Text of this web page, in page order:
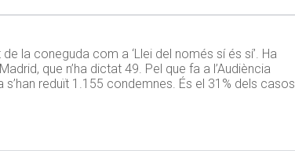
la coneguda com a ‘Llei del només sí és sí’. Ha
que n’ha dictat 49. Pel que fa a l’Audiència
reduït 1.155 condemnes. És el 31% dels casos